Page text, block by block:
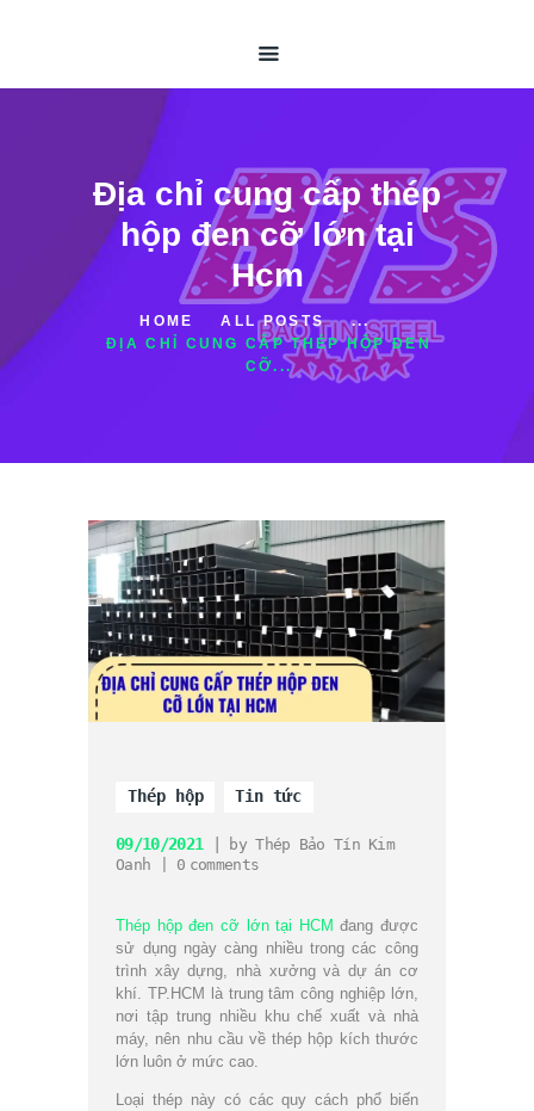
Địa chỉ cung cấp thép
hộp đen cỡ lớn tại
Hcm
HOME ALL POSTS
...
ĐỊA CHỈ CUNG CẤP THÉP HỘP ĐEN
CỠ...
ỐNG THÉP HÀN
ỐNG THÉP ĐÚC
THÉP HỘP
TIN TỨC
LIÊN HỆ
Thép hộp Tin tức
09/10/2021 byThép Bảo Tín Kim
Oanh
0 comments
Thép hộp đen cỡ lớn tại HCM đang được
sử dụng ngày càng nhiều trong các công
trình xây dựng, nhà xưởng và dự án cơ
khí. TP.HCM là trung tâm công nghiệp lớn,
nơi tập trung nhiều khu chế xuất và nhà
máy, nên nhu cầu về thép hộp kích thước
lớn luôn ở mức cao.
Loại thép này có các quy cách phổ biến